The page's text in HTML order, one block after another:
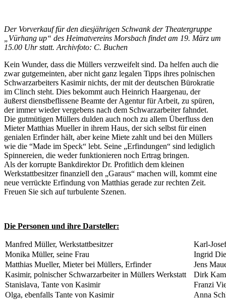
Der Vorverkauf für den diesjährigen Schwank der Theatergruppe
„Vürhang up“ des Heimatvereins Morsbach findet am 19. März um
15.00 Uhr statt. Archivfoto: C. Buchen
Kein Wunder, dass die Müllers verzweifelt sind. Da helfen auch die
zwar gutgemeinten, aber nicht ganz legalen Tipps ihres polnischen
Schwarzarbeiters Kasimir nichts, der mit der deutschen Bürokratie
im Clinch steht. Dies bekommt auch Heinrich Haargenau, der
äußerst dienstbeflissene Beamte der Agentur für Arbeit, zu spüren,
der immer wieder vergebens nach dem Schwarzarbeiter fahndet.
Die gutmütigen Müllers dulden auch noch zu allem Überfluss den
Mieter Matthias Mueller in ihrem Haus, der sich selbst für einen
genialen Erfinder hält, aber keine Miete zahlt und bei den Müllers
wie die “Made im Speck“ lebt. Seine „Erfindungen“ sind lediglich
Spinnereien, die weder funktionieren noch Ertrag bringen.
Als der korrupte Bankdirektor Dr. Profitlich dem kleinen
Werkstattbesitzer finanziell den „Garaus“ machen will, kommt eine
neue verrückte Erfindung von Matthias gerade zur rechten Zeit.
Freuen Sie sich auf turbulente Szenen.
Die Personen und ihre Darsteller:
Manfred Müller, Werkstattbesitzer
Karl-
Monika Müller, seine Frau
Ingrid
Matthias Mueller, Mieter bei Müllers, Erfinder
Jens
Kasimir, polnischer Schwarzarbeiter in Müllers Werkstatt
Dirk
Stanislava, Tante von Kasimir
Franzi
Olga, ebenfalls Tante von Kasimir
Anna